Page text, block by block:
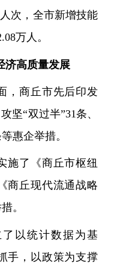
次，全市新增技能
万人。
济高质量发展
，商丘市先后印发
坚“双过半”31条、
惠企举措。
施了《商丘市枢纽
商丘现代流通战略
。
以统计数据为基
手，以政策为支撑